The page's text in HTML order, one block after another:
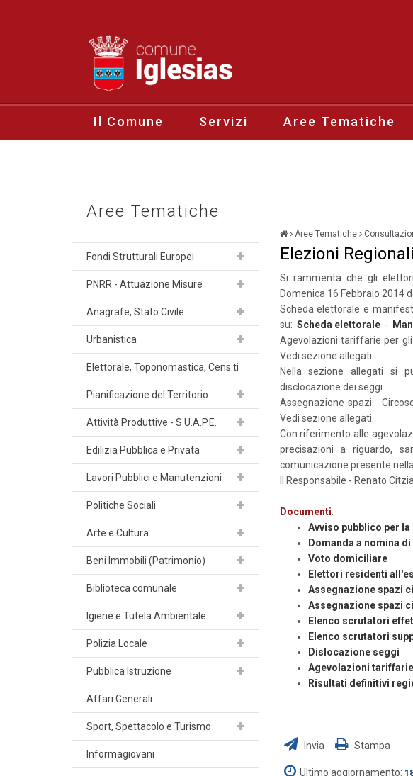
Il Comune Servizi Aree Tematiche
Aree Tematiche
Fondi Strutturali Europei
PNRR - Attuazione Misure
Anagrafe, Stato Civile
Urbanistica
Elettorale, Toponomastica, Cens.ti
Pianificazione del Territorio
Attività Produttive - S.U.A.P.E.
Edilizia Pubblica e Privata
Lavori Pubblici e Manutenzioni
Politiche Sociali
Arte e Cultura
Beni Immobili (Patrimonio)
Biblioteca comunale
Igiene e Tutela Ambientale
Polizia Locale
Pubblica Istruzione
Affari Generali
Sport, Spettacolo e Turismo
Informagiovani
Aree Tematiche
Elezioni
Si rammenta che gli
Domenica 16 Febbraio 2014
Scheda elettorale e
su: Scheda elettorale-
Agevolazioni tariffarie per
Vedi sezione allegati.
Nella sezione allegati si
disclocazione dei seggi.
Assegnazione spazi:
Vedi sezione allegati.
Con riferimento alle
precisazioni a riguardo,
comunicazione presente
Il Responsabile - Renato Citzia
Documenti:
Avviso pubblico per
Domanda a nomina
Voto domiciliare
Elettori residenti
Assegnazione spazi
Assegnazione spazi
Elenco scrutatori
Elenco scrutatori
Dislocazione seggi
Agevolazioni
Risultati definitivi
Invia Stampa
Ultimo aggiornamento: